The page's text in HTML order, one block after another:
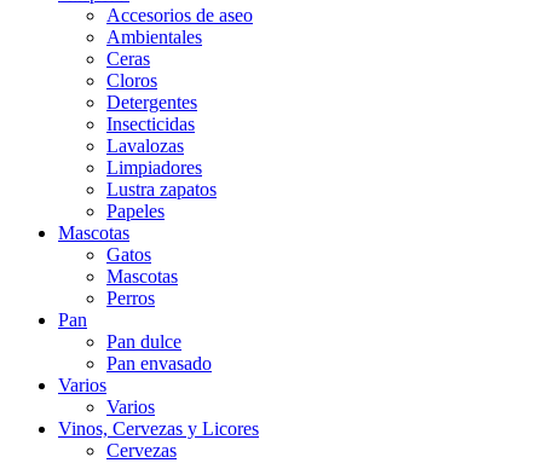
Accesorios de aseo
Ambientales
Ceras
Cloros
Detergentes
Insecticidas
Lavalozas
Limpiadores
Lustra zapatos
Papeles
Mascotas
Gatos
Mascotas
Perros
Pan
Pan dulce
Pan envasado
Varios
Varios
Vinos, Cervezas y Licores
Cervezas